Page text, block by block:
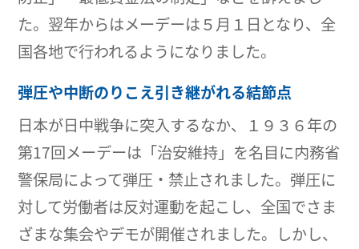
た。翌年からはメーデーは５月１日となり、全
国各地で行われるようになりました。
弾圧や中断のりこえ引き継がれる結節点
日本が日中戦争に突入するなか、１９３６年の
第17回メーデーは「治安維持」を名目に内務省
警保局によって弾圧・禁止されました。弾圧に
対して労働者は反対運動を起こし、全国でさま
ざまな集会やデモが開催されました。しかし、